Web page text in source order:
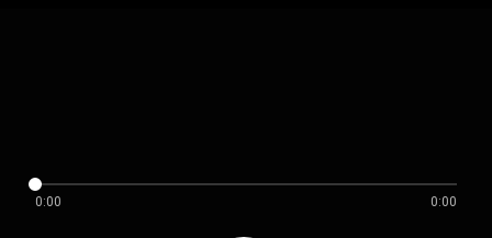
0:00 0:00